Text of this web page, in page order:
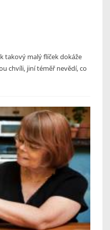
takový malý flíček dokáže
chvíli, jiní téměř nevědí, co